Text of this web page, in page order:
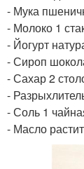
- Мука
- Молоко 1
- Йогурт
- Сироп
- Сахар 2
-
- Соль 1
- Масло